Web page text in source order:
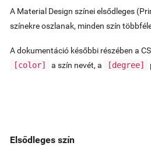
A Material Design színei elsődleges
színekre oszlanak, minden szín
A dokumentáció későbbi részében a
[color]
a szín nevét, a [degree]
Elsődleges szín